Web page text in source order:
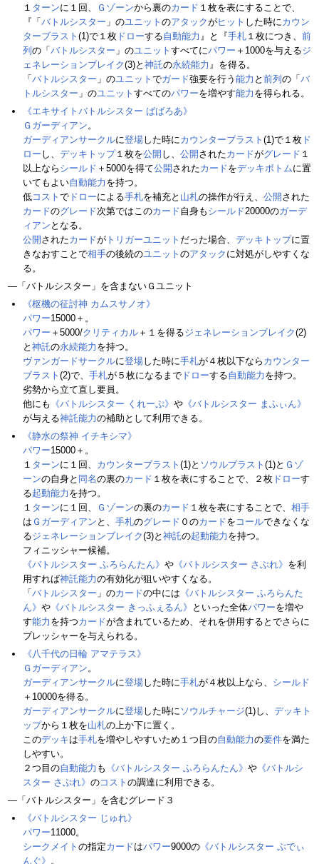
１ ターンに１回、 Ｇゾーンから裏のカード １枚を表にすることで、
『「 バトルシスター 」のユニット のアタックがヒット した時にカウン
ターブラスト (1)で１枚 ドローする自動能力 』と『手札 １枚につき、 前
列 の「 バトルシスター 」のユニット すべてにパワー ＋1000を与えるジ
ェネレーションブレイク(3)と 神託の永続能力 』を得る。
「 バトルシスター 」のユニット でガード強要を行う 能力 と 前列 の「 バ
トルシスター 」のユニット すべてのパワーを増やす能力 を得られる。
《エキサイトバトルシスター ばばろあ》
Ｇガーディアン。
ガーディアンサークルに登場した時にカウンターブラスト (1)で１枚 ド
ロー し、 デッキトップ１枚を公開 し、 公開 されたカードがグレード １
以上なら シールド ＋5000を得て公開 されたカードをデッキボトムに置
いてもよい自動能力 を持つ。
低コスト で ドローによる手札を補充と 山札の操作が行え、 公開 された
カードのグレード次第ではこのカード自身も シールド20000のガーデ
ィアン となる。
公開 されたカードが トリガーユニット だった場合、 デッキトップに置
きなおすことで相手の後続のユニット のアタック に対処がしやすくな
る。
―「バトルシスター」を含まないＧユニット
《枢機の征討神 カムスサノオ》
パワー15000＋。
パワー ＋5000/クリティカル ＋１を得るジェネレーションブレイク(2)
と 神託の永続能力 を持つ。
ヴァンガードサークルに登場した時に手札が４枚以下なら カウンター
ブラスト (2)で、 手札が５枚になるまで ドローする自動能力 を持つ。
劣勢から立て直し要員。
他にも 《バトルシスター くれーぷ》 や 《バトルシスター まふぃん》
が与える神託能力の補助として利用できる。
《静水の祭神 イチキシマ》
パワー15000＋。
１ ターンに１回、 カウンターブラスト (1)と ソウルブラスト (1)と Ｇゾ
ーンの自身と 同名の裏のカード １枚を表にすることで、２枚 ドローす
る起動能力 を持つ。
１ ターンに１回、 Ｇゾーンの裏のカード １枚を表にすることで、 相手
は Ｇガーディアン と、 手札のグレード ０のカードを コールできなくな
るジェネレーションブレイク(3)と 神託の起動能力 を持つ。
フィニッシャー候補。
《バトルシスター ふろらんたん》 や 《バトルシスター さぶれ》 を利
用すれば神託能力の有効化が狙いやすくなる。
「 バトルシスター 」のカードの中には 《バトルシスター ふろらんた
ん》 や 《バトルシスター きっふぇるん》 といった全体パワーを増や
す能力 を持つカードが含まれているため、それを併用するとでさらに
プレッシャーを与えられる。
《八千代の日輪 アマテラス》
Ｇガーディアン。
ガーディアンサークルに登場した時に手札が４枚以上なら、 シールド
＋10000を得る。
ガーディアンサークルに登場した時に ソウルチャージ(1)し、 デッキト
ップから１枚を山札の上か下に置く。
このデッキは手札を増やしやすいため１つ目の自動能力の要件を満た
しやすい。
２つ目の自動能力 も 《バトルシスター ふろらんたん》 や 《バトルシ
スター さぶれ》 のコスト の調達に利用できる。
―「バトルシスター」を含むグレード３
《バトルシスター じゅれ》
パワー11000。
シークメイト の指定カードはパワー9000の 《バトルシスター ぷでぃ
んぐ》 。